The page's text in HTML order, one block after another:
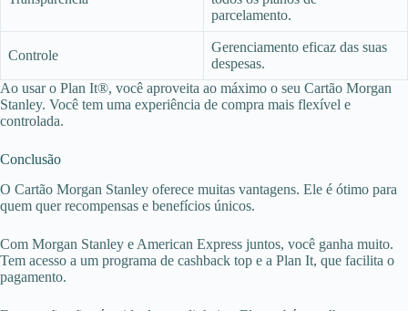
parcelamento.
Controle
Gerenciamento eficaz das suas
despesas.
Ao usar o Plan It®, você aproveita ao máximo o seu Cartão Morgan
Stanley. Você tem uma experiência de compra mais flexível e
controlada.
Conclusão
O Cartão Morgan Stanley oferece muitas vantagens. Ele é ótimo para
quem quer recompensas e benefícios únicos.
Com Morgan Stanley e American Express juntos, você ganha muito.
Tem acesso a um programa de cashback top e a Plan It, que facilita o
pagamento.